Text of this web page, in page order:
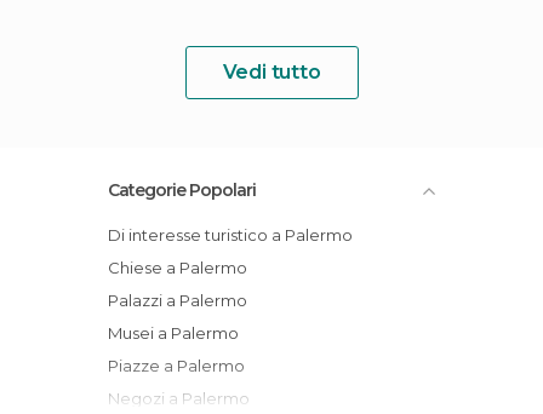
Vedi tutto
Categorie Popolari
Di interesse turistico a Palermo
Chiese a Palermo
Palazzi a Palermo
Musei a Palermo
Piazze a Palermo
Negozi a Palermo